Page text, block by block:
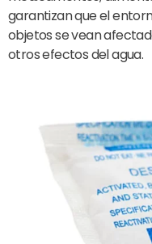
garantizan que el
objetos se vean
otros efectos del agua.